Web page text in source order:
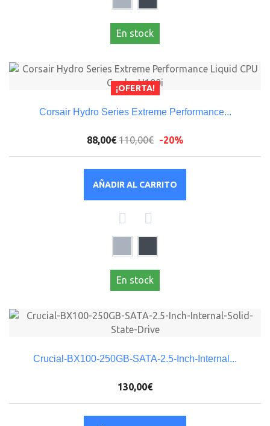
En stock
¡OFERTA!
Corsair Hydro Series Extreme Performance...
88,00€ 110,00€ -20%
AÑADIR AL CARRITO
En stock
Crucial-BX100-250GB-SATA-2.5-Inch-Internal...
130,00€